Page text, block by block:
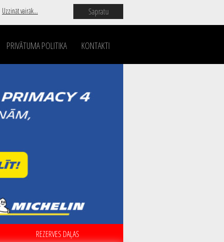
Uzzināt vairāk... Sapratu
PRIVĀTUMA POLITIKA KONTAKTI
REZERVES DAĻAS